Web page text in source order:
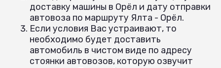
доставку машины в Орёл и дату отправки
автовоза по маршруту Ялта - Орёл.
Если условия Вас устраивают, то
необходимо будет доставить
автомобиль в чистом виде по адресу
стоянки автовозов, которую озвучит